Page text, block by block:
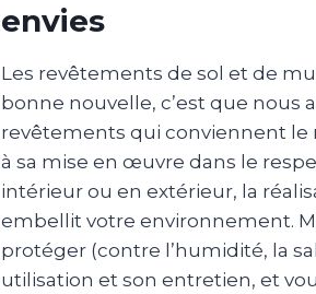
envies
Les revêtements de sol et de
bonne nouvelle, c’est que nous
revêtements qui conviennent le
à sa mise en œuvre dans le
intérieur ou en extérieur, la
embellit votre environnement.
protéger (contre l’humidité, la
utilisation et son entretien, et